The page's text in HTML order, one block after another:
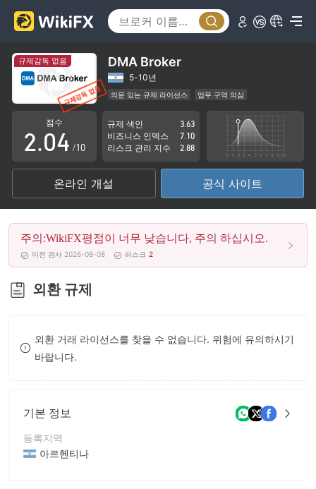
규제감독 없음 DMA Broker
5-10년
의문 있는 규제 라이선스
업무 구역 의심
잠재적 위험성이 높음
점수
0
1
2
3
4
5
6
7
8
9
.0
1
2
3
4
5
6
7
8
0
1
2
3
4
5
6
7
8
9
/10
규제 색인
3.63
비즈니스 인덱스
7.10
리스크 관리 지수
2.88
온라인 개설 공식 사이트
주의:WikiFX평점이 너무 낮습니다, 주의 하십시오.
이전 검사 2026-08-08 리스크 2
외환 규제
외환 거래 라이선스를 찾을 수 없습니다. 위험에 유의하시기
바랍니다.
기본 정보
등록지역
아르헨티나